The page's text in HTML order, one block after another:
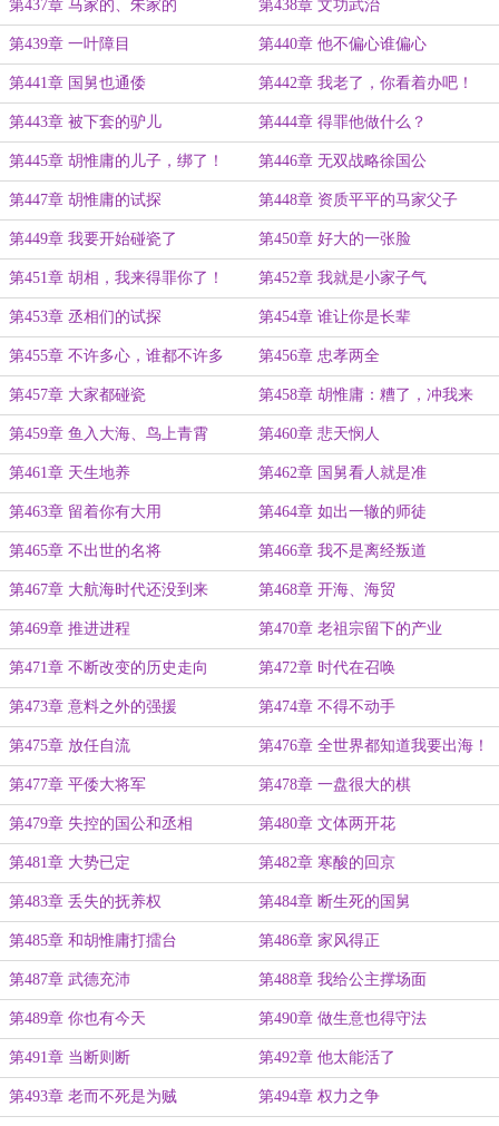
第437章 马家的、朱家的 第438章 文功武治
第439章 一叶障目 第440章 他不偏心谁偏心
第441章 国舅也通倭 第442章 我老了，你看着办吧！
第443章 被下套的驴儿 第444章 得罪他做什么？
第445章 胡惟庸的儿子，绑了！ 第446章 无双战略徐国公
第447章 胡惟庸的试探 第448章 资质平平的马家父子
第449章 我要开始碰瓷了 第450章 好大的一张脸
第451章 胡相，我来得罪你了！ 第452章 我就是小家子气
第453章 丞相们的试探 第454章 谁让你是长辈
第455章 不许多心，谁都不许多
心！
第456章 忠孝两全
第457章 大家都碰瓷 第458章 胡惟庸：糟了，冲我来
了！
第459章 鱼入大海、鸟上青霄 第460章 悲天悯人
第461章 天生地养 第462章 国舅看人就是准
第463章 留着你有大用 第464章 如出一辙的师徒
第465章 不出世的名将 第466章 我不是离经叛道
第467章 大航海时代还没到来 第468章 开海、海贸
第469章 推进进程 第470章 老祖宗留下的产业
第471章 不断改变的历史走向 第472章 时代在召唤
第473章 意料之外的强援 第474章 不得不动手
第475章 放任自流 第476章 全世界都知道我要出海！
第477章 平倭大将军 第478章 一盘很大的棋
第479章 失控的国公和丞相 第480章 文体两开花
第481章 大势已定 第482章 寒酸的回京
第483章 丢失的抚养权 第484章 断生死的国舅
第485章 和胡惟庸打擂台 第486章 家风得正
第487章 武德充沛 第488章 我给公主撑场面
第489章 你也有今天 第490章 做生意也得守法
第491章 当断则断 第492章 他太能活了
第493章 老而不死是为贼 第494章 权力之争